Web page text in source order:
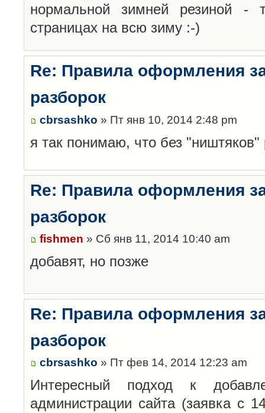
нормальной зимней резиной
страницах на всю зиму :-)
Re: Правила оформления
разборок
cbrsashko » Пт янв 10, 2014 2:48 pm
я так понимаю, что без "ништяков"
Re: Правила оформления
разборок
fishmen » Сб янв 11, 2014 10:40 am
добавят, но позже
Re: Правила оформления
разборок
cbrsashko » Пт фев 14, 2014 12:23 am
Интересный подход к
администрации сайта (заявка с